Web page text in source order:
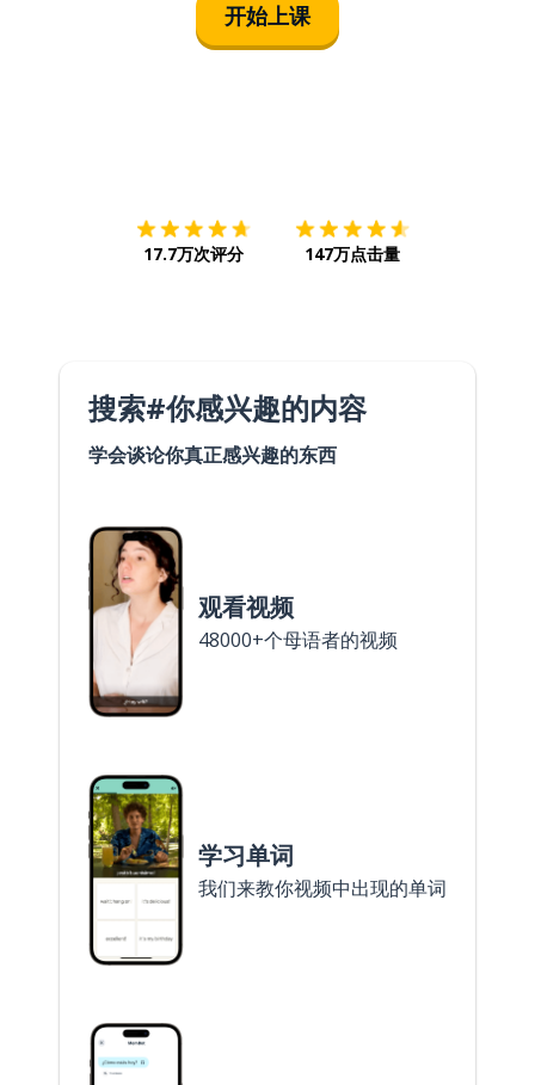
开始上课
17.7万次评分 147万点击量
搜索#你感兴趣的内容
学会谈论你真正感兴趣的东西
观看视频
48000+个母语者的视频
学习单词
我们来教你视频中出现的单词